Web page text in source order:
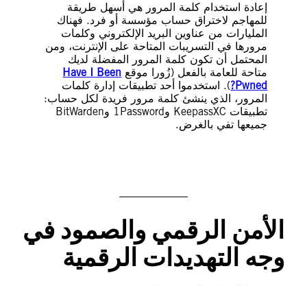
إعادة استخدام كلمة المرور هي أسهل طريقة
للمهاجم لاختراق حساب مؤسسة أو فرد. فهناك
المليارات من عناوين البريد الإلكتروني وكلمات
مرورها في التسريبات المتاحة على الإنترنت، ومن
المحتمل أن تكون كلمة المرور المفضلة لديك
متاحة للعامة بالفعل (زُورا موقع Have I Been
Pwned? ). استخدموا أحد تطبيقات إدارة كلمات
المرور، الذي ينشئ كلمة مرور فريدة لكل حساب:
تطبيقات KeepassXC و1Password وBitWarden
جميعها تفي بالغرض.
الأمن الرقمي والصمود في
وجه التهديدات الرقمية